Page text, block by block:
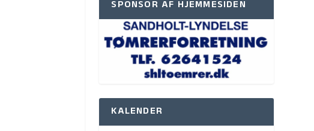
SPONSOR AF HJEMMESIDEN
KALENDER